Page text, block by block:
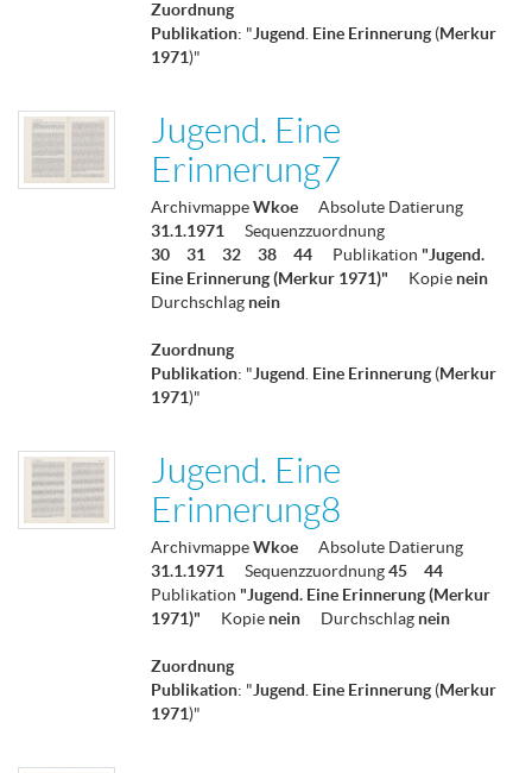
Zuordnung
Publikation: "Jugend Eine Erinnerung (Merkur
1971)"
Jugend. Eine
Erinnerung7
ArchivmappeWkoe
Absolute Datierung
31.1.1971
Sequenzzuordnung
30
31 32 38 44 Publikation "Jugend.
Eine Erinnerung (Merkur 1971)"
Kopie nein
Durchschlag nein
Zuordnung
Publikation: "Jugend Eine Erinnerung (Merkur
1971)"
Jugend. Eine
Erinnerung8
ArchivmappeWkoe
Absolute Datierung
31.1.1971
Sequenzzuordnung45
44
Publikation "Jugend. Eine Erinnerung (Merkur
1971)"
Kopie nein Durchschlag nein
Zuordnung
Publikation: "Jugend Eine Erinnerung (Merkur
1971)"